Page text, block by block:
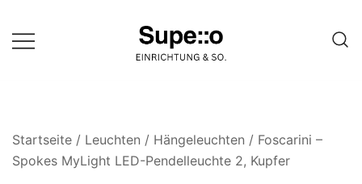
zum
Inhalt
einer Website
Startseite / Leuchten / Hängeleuchten / Foscarini –
Spokes MyLight LED-Pendelleuchte 2, Kupfer